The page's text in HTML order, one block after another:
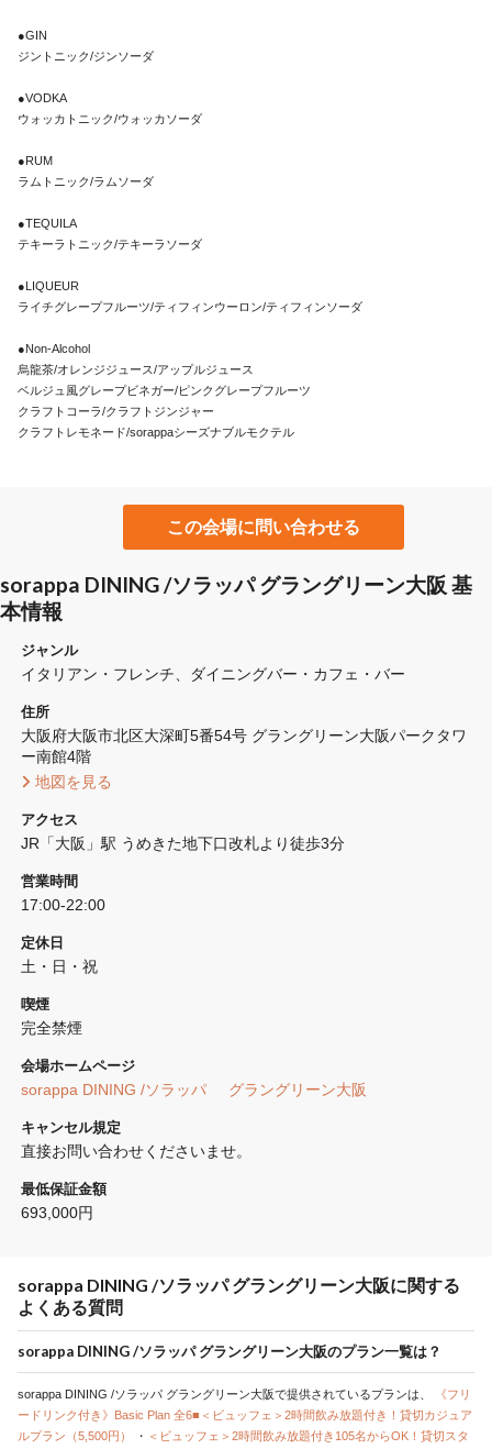
●GIN
ジントニック/ジンソーダ
●VODKA
ウォッカトニック/ウォッカソーダ
●RUM
ラムトニック/ラムソーダ
●TEQUILA
テキーラトニック/テキーラソーダ
●LIQUEUR
ライチグレープフルーツ/ティフィンウーロン/ティフィンソーダ
●Non-Alcohol
烏龍茶/オレンジジュース/アップルジュース
ベルジュ風グレープビネガー/ピンクグレープフルーツ
クラフトコーラ/クラフトジンジャー
クラフトレモネード/sorappaシーズナブルモクテル
この会場に問い合わせる
sorappa DINING /ソラッパ グラングリーン大阪 基
本情報
ジャンル
イタリアン・フレンチ ダイニングバー・カフェ・バー
住所
大阪府大阪市北区大深町5番54号 グラングリーン大阪パークタワ
ー南館4階
地図を見る
アクセス
JR「大阪」駅 うめきた地下口改札より徒歩3分
営業時間
17:00-22:00
定休日
土・日・祝
喫煙
完全禁煙
会場ホームページ
sorappa DINING /ソラッパ     グラングリーン大阪
キャンセル規定
直接お問い合わせくださいませ。
最低保証金額
693,000円
sorappa DINING /ソラッパ グラングリーン大阪に関する
よくある質問
sorappa DINING /ソラッパ グラングリーン大阪のプラン一覧は？
sorappa DINING /ソラッパ グラングリーン大阪で提供されているプランは、
《フリ
ードリンク付き》Basic Plan 全6■＜ビュッフェ＞2時間飲み放題付き！貸切カジュア
ルプラン（5,500円）
・ ＜ビュッフェ＞2時間飲み放題付き105名からOK！貸切スタ